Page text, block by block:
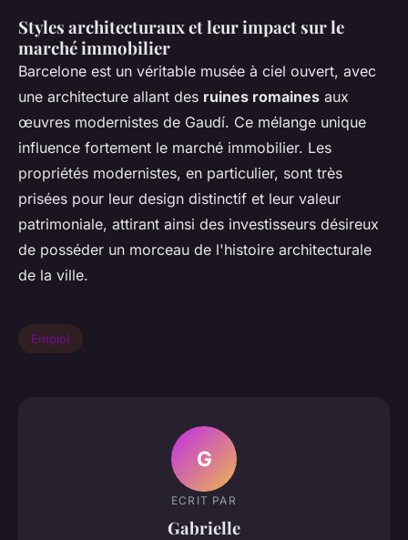
Styles architecturaux et leur impact sur le
marché immobilier
Barcelone est un véritable musée à ciel ouvert, avec
une architecture allant des ruines romaines aux
œuvres modernistes de Gaudí. Ce mélange unique
influence fortement le marché immobilier. Les
propriétés modernistes, en particulier, sont très
prisées pour leur design distinctif et leur valeur
patrimoniale, attirant ainsi des investisseurs désireux
de posséder un morceau de l'histoire architecturale
de la ville.
Emploi
G
ECRIT PAR
Gabrielle